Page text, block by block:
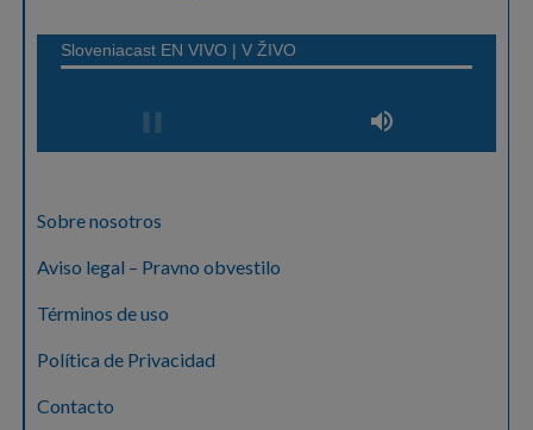
Sobre nosotros
Aviso legal – Pravno obvestilo
Términos de uso
Política de Privacidad
Contacto